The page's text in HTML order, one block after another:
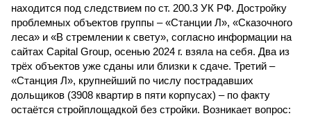
находится под следствием по ст. 200.3 УК РФ. Достройку
проблемных объектов группы – «Станции Л», «Сказочного
леса» и «В стремлении к свету», согласно информации на
сайтах Capital Group, осенью 2024 г. взяла на себя. Два из
трёх объектов уже сданы или близки к сдаче. Третий –
«Станция Л», крупнейший по числу пострадавших
дольщиков (3908 квартир в пяти корпусах) – по факту
остаётся стройплощадкой без стройки. Возникает вопрос: